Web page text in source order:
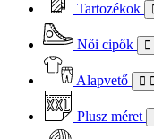
Tartozékok
Női cipők
Alapvető
Plusz méret